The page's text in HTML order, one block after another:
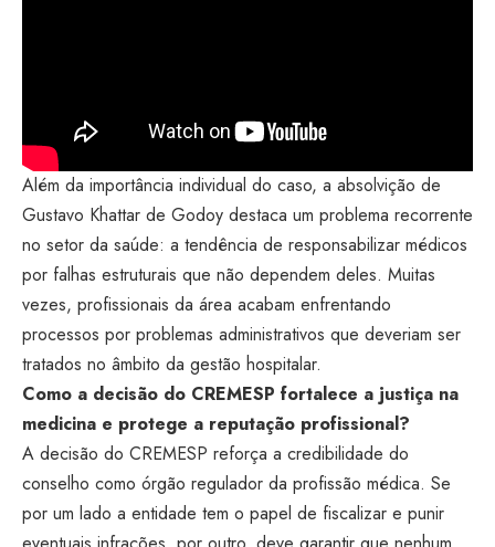
Além da importância individual do caso, a absolvição de
Gustavo Khattar de Godoy destaca um problema recorrente
no setor da saúde: a tendência de responsabilizar médicos
por falhas estruturais que não dependem deles. Muitas
vezes, profissionais da área acabam enfrentando
processos por problemas administrativos que deveriam ser
tratados no âmbito da gestão hospitalar.
Como a decisão do CREMESP fortalece a justiça na
medicina e protege a reputação profissional?
A decisão do CREMESP reforça a credibilidade do
conselho como órgão regulador da profissão médica. Se
por um lado a entidade tem o papel de fiscalizar e punir